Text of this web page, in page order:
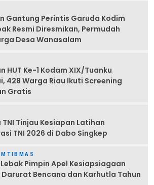
Gantung Perintis Garuda Kodim
Resmi Diresmikan, Permudah
Desa Wanasalam
HUT Ke-1 Kodam XIX/Tuanku
428 Warga Riau Ikuti Screening
Gratis
Tinjau Kesiapan Latihan
TNI 2026 di Dabo Singkep
Pimpin Apel Kesiapsiagaan
Bencana dan Karhutla Tahun